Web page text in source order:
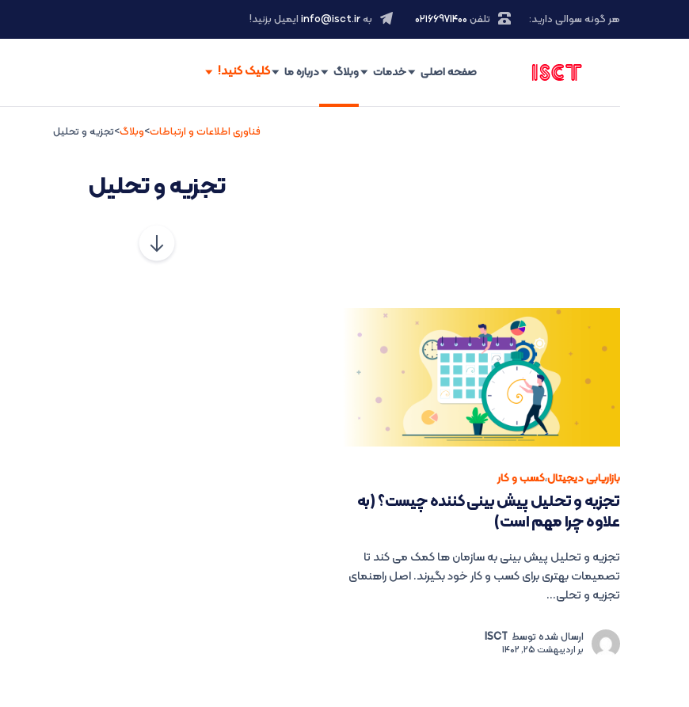
هر گونه سوالی دارید: تلفن ۰۲۱66971400 بهinfo@isct.ir ایمیل بزنید!
صفحه اصلی خدمات وبلاگ درباره ما
فناوری اطلاعات و ارتباطات>وبلاگ>تجزیه و تحلیل
تجزیه و تحلیل
بازاریابی دیجیتال،کسب و کار
تجزیه و تحلیل پیش بینی کننده چیست؟ (به
علاوه چرا مهم است)
تجزیه و تحلیل پیش بینی به سازمان ها کمک می کند تا
تصمیمات بهتری برای کسب و کار خود بگیرند. اصل راهنمای
تجزیه و تحلی...
ارسال شده توسط ISCT
براردیبهشت 25, 1402